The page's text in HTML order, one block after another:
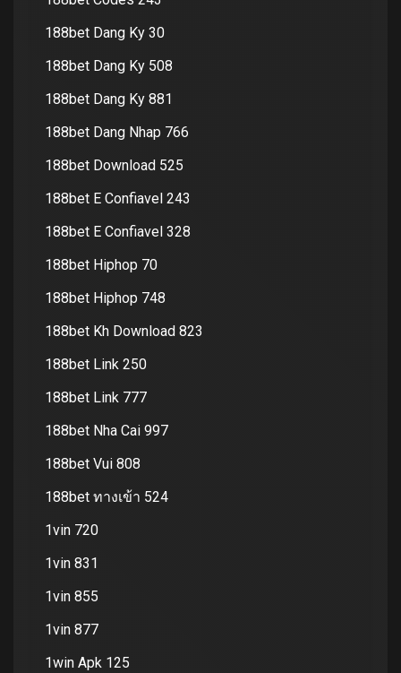
188bet Dang Ky 30
188bet Dang Ky 508
188bet Dang Ky 881
188bet Dang Nhap 766
188bet Download 525
188bet E Confiavel 243
188bet E Confiavel 328
188bet Hiphop 70
188bet Hiphop 748
188bet Kh Download 823
188bet Link 250
188bet Link 777
188bet Nha Cai 997
188bet Vui 808
188bet ทางเข้า 524
1vin 720
1vin 831
1vin 855
1vin 877
1win Apk 125